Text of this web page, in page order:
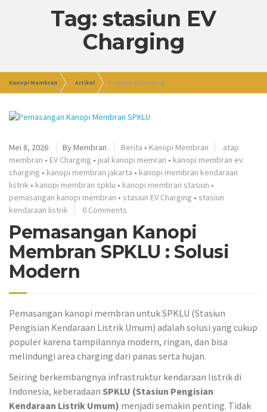
Tag: stasiun EV
Charging
Kanopi Membran >Artikel > stasiun EV Charging
Mei 8, 2026 ByMembran Berita • Kanopi Membran
atap
membran • EV Charging • jual kanopi memran • kanopi membran ev
charging • kanopi membran jakarta • kanopi membran kendaraan
listrik • kanopi membran spklu • kanopi membran stasiun •
pemasangan kanopi membran • stasiun EV Charging • stasiun
kendaraan listrik
0 Comments
Pemasangan Kanopi
Membran SPKLU : Solusi
Modern
Pemasangan kanopi membran untuk SPKLU (Stasiun
Pengisian Kendaraan Listrik Umum) adalah solusi yang cukup
populer karena tampilannya modern, ringan, dan bisa
melindungi area charging dari panas serta hujan.
Seiring berkembangnya infrastruktur kendaraan listrik di
Indonesia, keberadaan SPKLU (Stasiun Pengisian
Kendaraan Listrik Umum) menjadi semakin penting. Tidak